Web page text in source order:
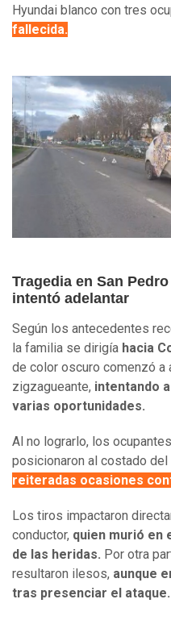
Hyundai blanco con tres
fallecida.
Tragedia en San
intentó adelantar
Según los antecedentes
la familia se dirigía hacia
de color oscuro comenzó a
zigzagueante, intentando
varias oportunidades.
Al no lograrlo, los
posicionaron al costado
reiteradas ocasiones
Los tiros impactaron
conductor, quien murió en
de las heridas. Por otra
resultaron ilesos, aunque
tras presenciar el ataque.